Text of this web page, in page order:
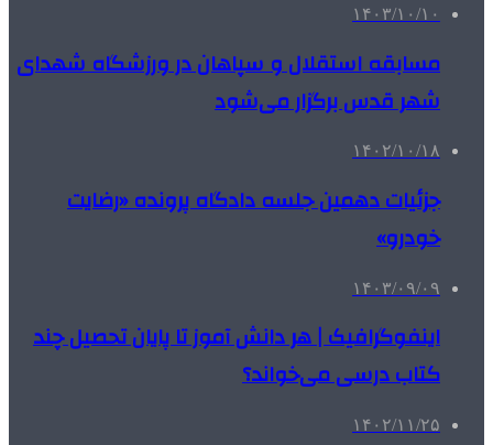
۱۴۰۳/۱۰/۱۰
مسابقه استقلال و سپاهان در ورزشگاه شهدای
شهر قدس برگزار می‌شود
۱۴۰۲/۱۰/۱۸
جزئیات دهمین جلسه دادگاه پرونده «رضایت
خودرو»
۱۴۰۳/۰۹/۰۹
اینفوگرافیک | هر دانش آموز تا پایان تحصیل چند
کتاب درسی می‌خواند؟
۱۴۰۲/۱۱/۲۵